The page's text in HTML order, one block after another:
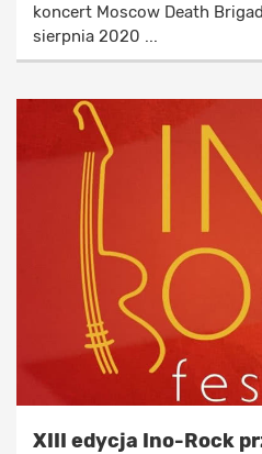
koncert Moscow Death
sierpnia 2020 ...
XIII edycja Ino-Rock